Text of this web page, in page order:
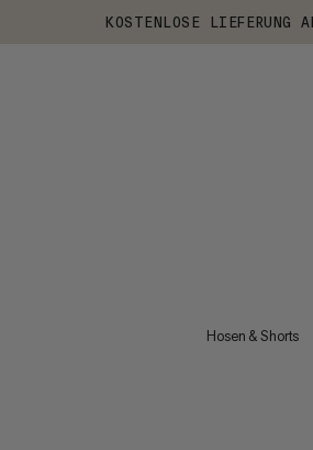
KOSTENLOSE LIEFERUNG
Hosen & Shorts